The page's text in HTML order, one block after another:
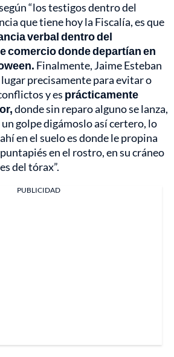
“los testigos dentro del
que tiene hoy la Fiscalía, es que
verbal dentro del
comercio donde departían en
Finalmente, Jaime Esteban
precisamente para evitar o
y es prácticamente
donde sin reparo alguno se lanza,
un golpe digámoslo así certero, lo
en el suelo es donde le propina
en el rostro, en su cráneo
del tórax”.
PUBLICIDAD